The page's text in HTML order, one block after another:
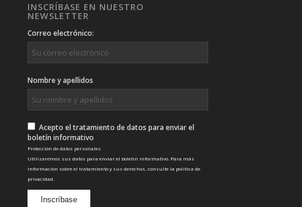
INSCRÍBASE EN NUESTRO
NEWSLETTER
Correo electrónico:
Nombre y apellidos
Acepto el tratamiento de datos para enviar el
boletín informativo
Protección de datos personales
Utilizaremos sus datos para enviar el boletín informativo. Para más
información sobre el tratamiento y sus derechos, consulte la política de
privacidad